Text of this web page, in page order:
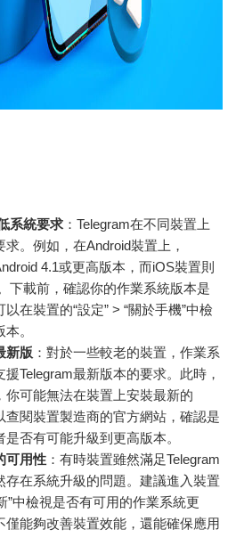
系統要求 ：Telegram在不同裝置上
。例如，在Android裝置上，
4.1或更高版本，而iOS裝置則
下載前，確認你的作業系統版本是
在裝置的“設定” > “關於手機”中檢
。
新版 ：對於一些較老的裝置，作業系
Telegram最新版本的要求。此時，
你可能無法在裝置上安裝最新的
查閱裝置製造商的官方網站，確認是
否有可能升級到更高版本。
可用性 ：有時裝置雖然滿足Telegram
存在系統升級的問題。建議進入裝置
”中檢視是否有可用的作業系統更
僅能夠改善裝置效能，還能確保應用